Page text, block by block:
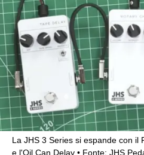
La JHS 3 Series si espande con il
e l'Oil Can Delay
Fonte: JHS